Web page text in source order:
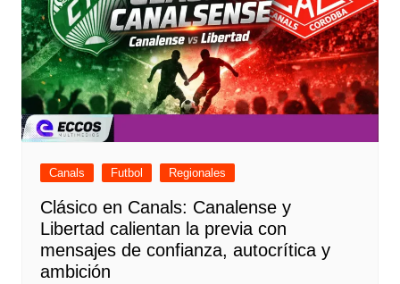
Canals Futbol Regionales
Clásico en Canals: Canalense y
Libertad calientan la previa con
mensajes de confianza, autocrítica y
ambición